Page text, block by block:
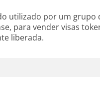
utilizado por um grupo
para vender visas
liberada.